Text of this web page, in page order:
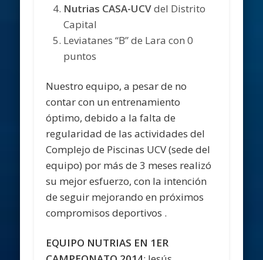
Nutrias CASA-UCVdel Distrito
Capital
Leviatanes “B” de Lara con 0
puntos
Nuestro equipo, a pesar de no
contar con un entrenamiento
óptimo, debido a la falta de
regularidad de las actividades del
Complejo de Piscinas UCV (sede del
equipo) por más de 3 meses realizó
su mejor esfuerzo, con la intención
de seguir mejorando en próximos
compromisos deportivos .
EQUIPO NUTRIAS EN 1ER